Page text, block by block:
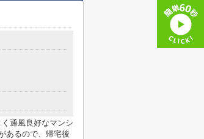
通風良好なマンシ
あるので、帰宅後